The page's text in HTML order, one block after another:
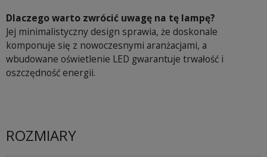
Dlaczego warto zwrócić uwagę na tę lampę?
Jej minimalistyczny design sprawia, że doskonale
komponuje się z nowoczesnymi aranżacjami, a
wbudowane oświetlenie LED gwarantuje trwałość i
oszczędność energii.
ROZMIARY